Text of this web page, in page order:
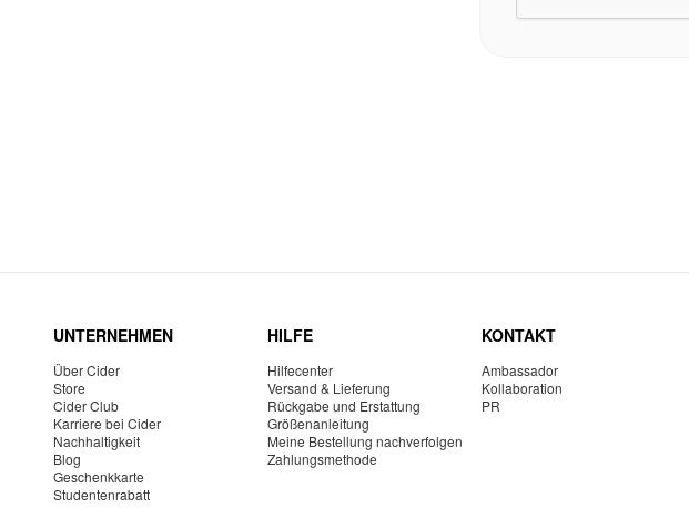
UNTERNEHMEN
Über Cider
Store
Cider Club
Karriere bei Cider
Nachhaltigkeit
Blog
Geschenkkarte
Studentenrabatt
HILFE
Hilfecenter
Versand & Lieferung
Rückgabe und Erstattung
Größenanleitung
Meine Bestellung nachverfolgen
Zahlungsmethode
KONTAKT
Ambassador
Kollaboration
PR